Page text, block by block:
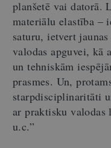
planšetē vai datorā.
materiālu elastība –
saturu, ietvert
valodas apguvei, kā
un tehniskām
prasmes. Un,
starpdisciplinaritāti
ar praktisku valodas
u.c.”